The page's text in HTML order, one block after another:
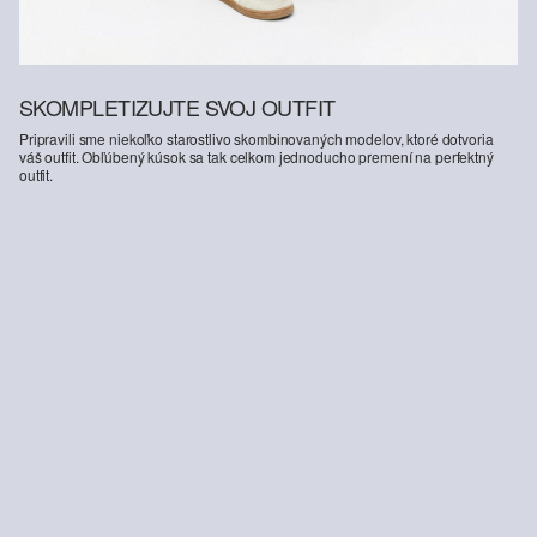
SKOMPLETIZUJTE SVOJ OUTFIT
Pripravili sme niekoľko starostlivo skombinovaných modelov, ktoré dotvoria
váš outfit. Obľúbený kúsok sa tak celkom jednoducho premení na perfektný
outfit.